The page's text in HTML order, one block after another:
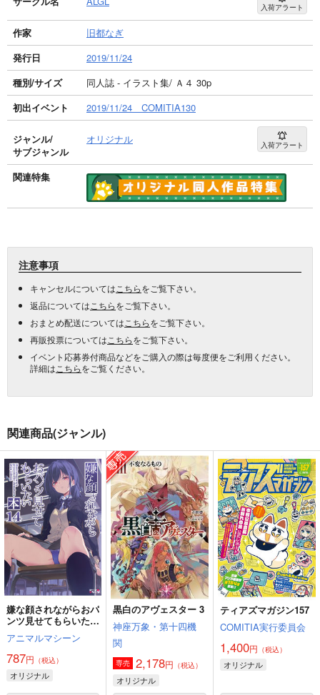
入荷アラート
作家
旧都なぎ
発行日
2019/11/24
種別/サイズ
同人誌 - イラスト集/ Ａ４ 30p
初出イベント
2019/11/24 COMITIA130
ジャンル/
サブジャンル
オリジナル 入荷アラート
関連特集
注意事項
キャンセルについては こちらをご覧下さい。
返品については こちらをご覧下さい。
おまとめ配送については こちらをご覧下さい。
再販投票については こちらをご覧下さい。
イベント応募券付商品などをご購入の際は毎度便をご利用ください。
詳細は こちらをご覧ください。
関連商品(ジャンル)
嫌な顔されながらおパ
ンツ見せてもらいたい
本14
アニマルマシーン
787円 （税込）
オリジナル
黒白のアヴェスター 3
神座万象・第十四機
関
専売 2,178円 （税込）
オリジナル
ティアズマガジン157
COMITIA実行委員会
1,400円 （税込）
オリジナル